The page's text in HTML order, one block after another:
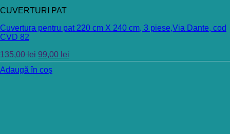
CUVERTURI PAT
Cuvertura pentru pat 220 cm X 240 cm, 3 piese,Via Dante, cod
CVD 82
135,00lei 99,00 lei
Adaugă în coș